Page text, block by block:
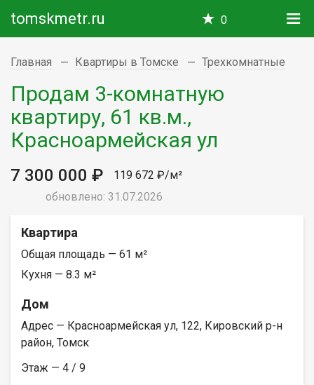
tomskmetr.ru 0
Главная Квартиры в Томске Трехкомнатные
Продам 3-комнатную
квартиру, 61 кв.м.,
Красноармейская ул
7 300 000 ₽
119 672 ₽/м²
обновлено: 31.07.2026
Квартира
Общая площадь — 61 м²
Кухня — 8.3 м²
Дом
Адрес — Красноармейская ул, 122, Кировский р-н
район, Томск
Этаж — 4 / 9